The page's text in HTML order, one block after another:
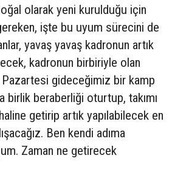
olarak yeni kurulduğu için
işte bu uyum sürecini de
yavaş yavaş kadronun artık
kadronun birbiriyle olan
gideceğimiz bir kamp
birlik beraberliği oturtup, takımı
getirip artık yapılabilecek en
Ben kendi adıma
Zaman ne getirecek